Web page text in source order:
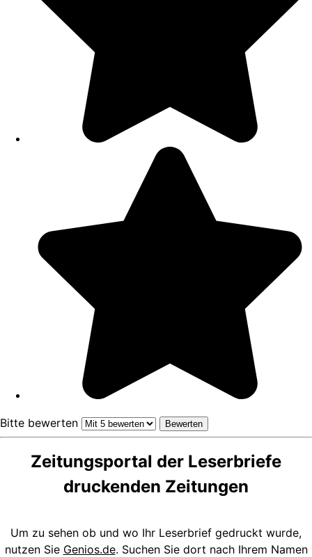
Bitte bewerten
Zeitungsportal der Leserbriefe
druckenden Zeitungen
Um zu sehen ob und wo Ihr Leserbrief gedruckt wurde,
nutzen Sie Genios.de. Suchen Sie dort nach Ihrem Namen